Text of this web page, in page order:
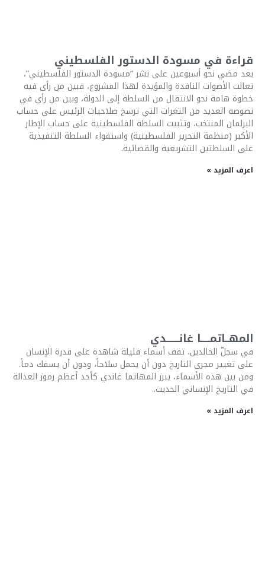
قراءة في مسودة الدستور الفلسطيني
بعد مضي نحو أسبوعين على نشر “مسودة الدستور الفلسطيني”،
تعالت الأصوات الناقدة والمؤيدة لهذا المشروع، فبين من رأى فيه
خطوة هامة نحو الانتقال من السلطة إلى الدولة، وبين من رأى في
نصوصه العديد من الثغرات التي ترسخ صلاحيات الرئيس على حساب
البرلمان المنتخب، وتثبيت السلطة الفلسطينية على حساب الإطار
الأكبر (منظمة التحرير الفلسطينية) واستقواء السلطة التنفيذية
على السلطتين التشريعية والقضائية.
اعرف المزيد »
المهــاتمـــــا غانـــــــدي
في سجلّ الخالدين، تقف أسماء قليلة شاهدة على قدرة الإنسان
على تغيير مجرى التاريخ دون أن يحمل سلاحاً، ودون أن يسفك دماً.
ومن بين هذه الأسماء، يبرز المهاتما غاندي كأحد أعظم رموز العدالة
في التاريخ الإنساني الحديث..
اعرف المزيد »